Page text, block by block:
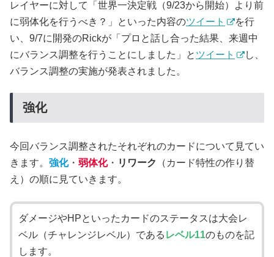
レイヤーに対して「世界一決定戦（9/23から開始）より前
に弱体化を行うべき？」といった内容のツイート
を行
い、9/7に開発のRickが「プロと話し合った結果、来週中
にバランス調整を行うことにしました」と ツイート
し、
バランス調整の実施が発表されました。
強化
今回バランス調整されたそれぞれのカードについて見てい
きます。 強化・ 弱体化・ リワーク
（カード特性の作り替
え）の順に見ていきます。
ダメージやHPといったカードのステータスは大会レ
ベル（チャレンジレベル）である レベル11のものを記
します。